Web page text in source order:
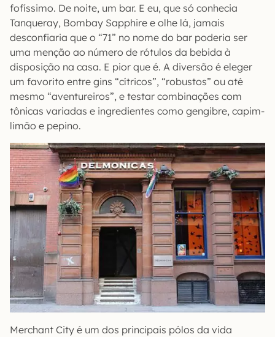
fofíssimo. De noite, um bar. E eu, que só conhecia
Tanqueray, Bombay Sapphire e olhe lá, jamais
desconfiaria que o “71” no nome do bar poderia ser
uma menção ao número de rótulos da bebida à
disposição na casa. E pior que é. A diversão é eleger
um favorito entre gins “cítricos”, “robustos” ou até
mesmo “aventureiros”, e testar combinações com
tônicas variadas e ingredientes como gengibre, capim-
limão e pepino.
Merchant City é um dos principais pólos da vida